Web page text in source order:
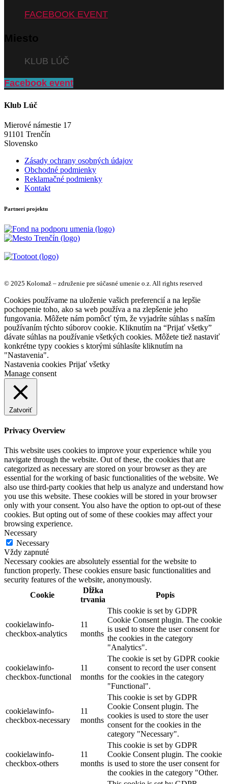
FACEBOOK EVENT
Miesto
KLUB LÚČ
Facebook event
Klub Lúč
Mierové námestie 17
91101 Trenčín
Slovensko
Zásady ochrany osobných údajov
Obchodné podmienky
Reklamačné podmienky
Kontakt
Partneri projektu
© 2025 Kolomaž – združenie pre súčasné umenie o.z. All rights reserved
Cookies používame na uloženie vašich preferencií a na lepšie
pochopenie toho, ako sa web používa a na zlepšenie jeho
fungovania. Môžete nám pomôcť tým, že vyjadríte súhlas s naším
používaním týchto súborov cookie. Kliknutím na “Prijať všetky”
dávate súhlas na používanie všetkých cookies. Môžete tiež nastaviť
konkrétne typy cookies s ktorými súhlasíte kliknutím na
"Nastavenia".
Nastavenia cookies Prijať všetky
Manage consent
Zatvoriť
Privacy Overview
This website uses cookies to improve your experience while you
navigate through the website. Out of these, the cookies that are
categorized as necessary are stored on your browser as they are
essential for the working of basic functionalities of the website. We
also use third-party cookies that help us analyze and understand how
you use this website. These cookies will be stored in your browser
only with your consent. You also have the option to opt-out of these
cookies. But opting out of some of these cookies may affect your
browsing experience.
Necessary
Necessary
Vždy zapnuté
Necessary cookies are absolutely essential for the website to
function properly. These cookies ensure basic functionalities and
security features of the website, anonymously.
Cookie
Dĺžka
trvania
Popis
cookielawinfo-
checkbox-analytics
11
months
This cookie is set by GDPR
Cookie Consent plugin. The cookie
is used to store the user consent for
the cookies in the category
"Analytics".
cookielawinfo-
checkbox-functional
11
months
The cookie is set by GDPR cookie
consent to record the user consent
for the cookies in the category
"Functional".
cookielawinfo-
checkbox-necessary
11
months
This cookie is set by GDPR
Cookie Consent plugin. The
cookies is used to store the user
consent for the cookies in the
category "Necessary".
cookielawinfo-
checkbox-others
11
months
This cookie is set by GDPR
Cookie Consent plugin. The cookie
is used to store the user consent for
the cookies in the category "Other.